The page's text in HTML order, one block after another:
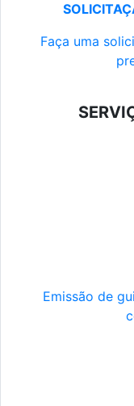
Faça uma
Emissão de